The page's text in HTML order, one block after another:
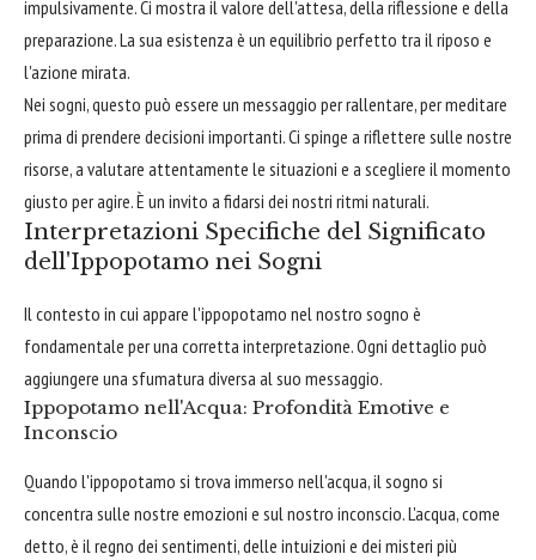
impulsivamente. Ci mostra il valore dell'attesa, della riflessione e della
preparazione. La sua esistenza è un equilibrio perfetto tra il riposo e
l'azione mirata.
Nei sogni, questo può essere un messaggio per rallentare, per meditare
prima di prendere decisioni importanti. Ci spinge a riflettere sulle nostre
risorse, a valutare attentamente le situazioni e a scegliere il momento
giusto per agire. È un invito a fidarsi dei nostri ritmi naturali.
Interpretazioni Specifiche del Significato
dell'Ippopotamo nei Sogni
Il contesto in cui appare l'ippopotamo nel nostro sogno è
fondamentale per una corretta interpretazione. Ogni dettaglio può
aggiungere una sfumatura diversa al suo messaggio.
Ippopotamo nell'Acqua: Profondità Emotive e
Inconscio
Quando l'ippopotamo si trova immerso nell'acqua, il sogno si
concentra sulle nostre emozioni e sul nostro inconscio. L'acqua, come
detto, è il regno dei sentimenti, delle intuizioni e dei misteri più